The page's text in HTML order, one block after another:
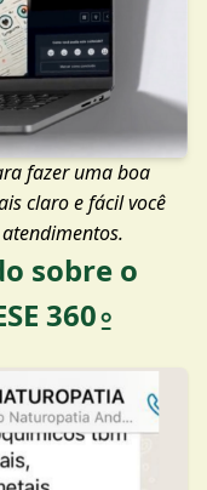
fazer uma boa
claro e fácil você
sobre o
360⍛